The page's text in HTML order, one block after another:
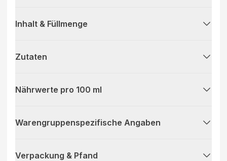
Inhalt & Füllmenge
Zutaten
Nährwerte pro 100 ml
Warengruppenspezifische Angaben
Verpackung & Pfand